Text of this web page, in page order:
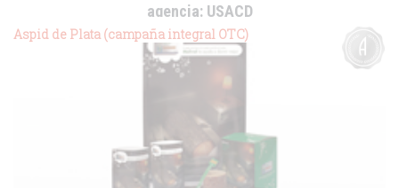
agencia:USACD
cliente:Novartis
Aspid de Plata (campaña integral OTC)